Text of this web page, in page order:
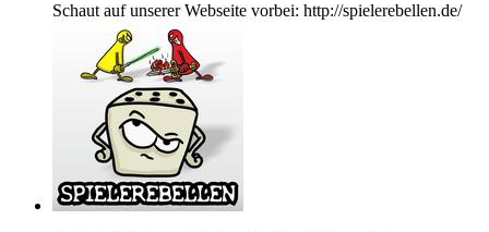
Schaut auf unserer Webseite vorbei: http://spielerebellen.de/